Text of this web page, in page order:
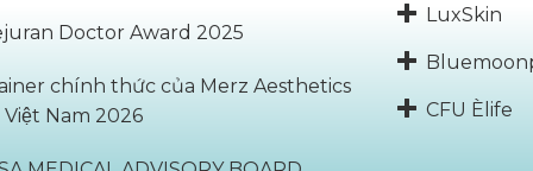
Doctor Award 2025
chính thức của Merz Aesthetics
Việt Nam 2026
LuxSkin
CFU Èlife